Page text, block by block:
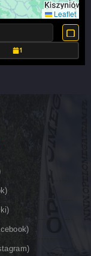
Leaflet
1